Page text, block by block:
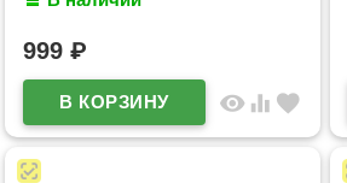
999 ₽
visibility equalizer favorite